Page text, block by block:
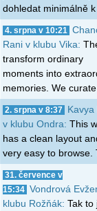
dohledat minimálně k
4. srpna v 10:21
Rani v klubu Vika:
transform ordinary
moments into
memories. We
2. srpna v 8:37
Kavya
v klubu Ondra: This
has a clean layout
very easy to browse.
31. července v
15:34 Vondrová
klubu Rožňák: Tak to